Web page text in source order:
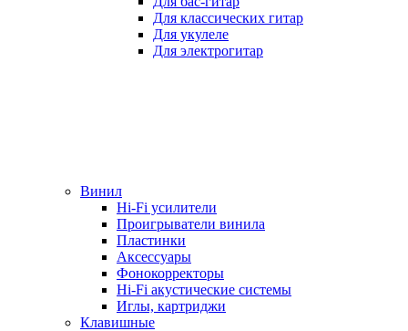
Для классических гитар
Для укулеле
Для электрогитар
Винил
Hi-Fi усилители
Проигрыватели винила
Пластинки
Аксессуары
Фонокорректоры
Hi-Fi акустические системы
Иглы, картриджи
Клавишные